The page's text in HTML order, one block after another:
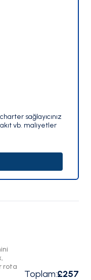
sağlayıcınız
vb. maliyetler
rota
Toplam:£257